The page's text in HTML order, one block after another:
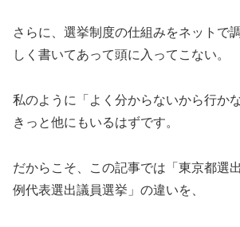
さらに、選挙制度の仕組みをネットで
しく書いてあって頭に入ってこない。
私のように「よく分からないから行か
きっと他にもいるはずです。
だからこそ、この記事では「東京都選
例代表選出議員選挙」の違いを、